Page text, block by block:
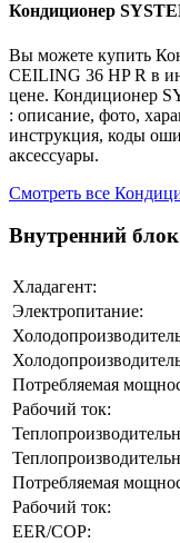
Кондиционер
Вы можете купить
CEILING 36 HP R в
цене. Кондиционер
: описание, фото,
инструкция, коды
аксессуары.
Смотреть все
Внутренний
Хладагент:
Электропитание:
Потребляемая
Рабочий ток:
Потребляемая
Рабочий ток:
EER/COP: